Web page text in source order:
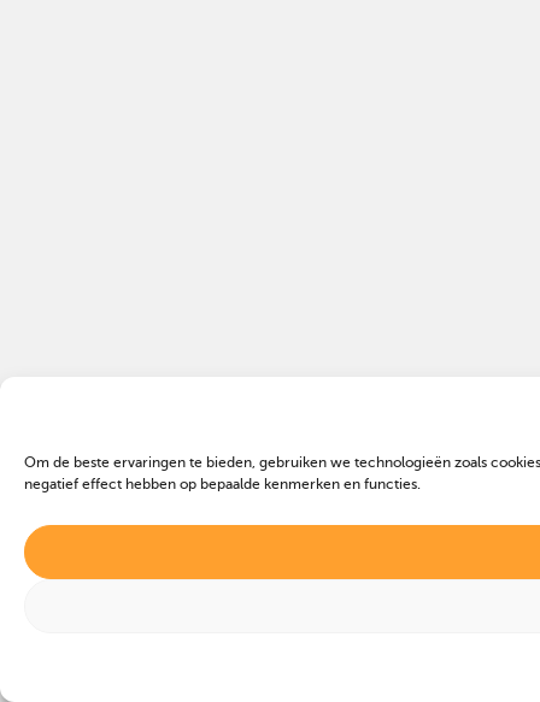
Om de beste ervaringen te bieden, gebruiken we technologieën zoals
negatief effect hebben op bepaalde kenmerken en functies.